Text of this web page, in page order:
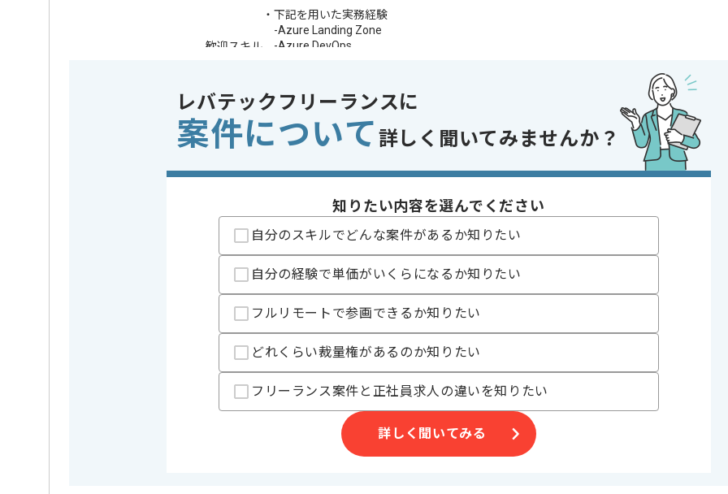
歓迎スキル
・下記を用いた実務経験
-Azure Landing Zone
-Azure DevOps
※上記に似た経験やスキルをお持ちであれば申し込み可能なケースもございます！まずはお気軽にご相談ください！
この案件で扱う技術 クラウド Microsoft Azure
20代活躍中 , 30代活躍中 , 40代活躍中 , 長期プロジェクト , 急募 , BtoB向け , 新技
ITコンサルティング事業、Webシステムの設計開発事業等を展開している企業でございます。
今回は大手総合商社向けMicrosoft Azure基盤詳細設計及び構築支援案件に携わっていただきます。
クラウドエンジニアとしての実務経験を活かしたい方にお勧めです。
基本的には一部リモートでの作業を見込んでおります。
レバテックフリーランスに
案件について 詳しく聞いてみませんか？
知りたい内容を選んでください
自分のスキルでどんな案件があるか知りたい
自分の経験で単価がいくらになるか知りたい
フルリモートで参画できるか知りたい
どれくらい裁量権があるのか知りたい
フリーランス案件と正社員求人の違いを知りたい
詳しく聞いてみる